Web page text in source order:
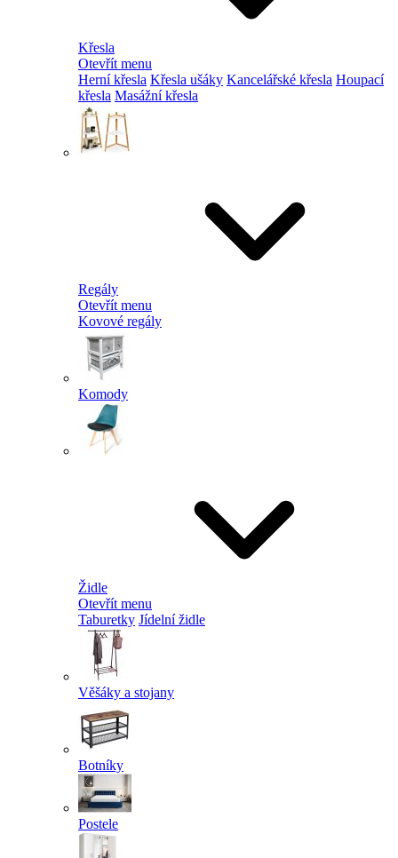
Křesla
Otevřít menu
Herní křesla Křesla ušáky Kancelářské křesla Houpací
křesla Masážní křesla
Regály
Otevřít menu
Kovové regály
Komody
Židle
Otevřít menu
Taburetky Jídelní židle
Věšáky a stojany
Botníky
Postele